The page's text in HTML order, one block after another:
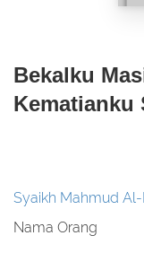
Bekalku
Kematianku
Syaikh Mahmud Al-
Nama Orang